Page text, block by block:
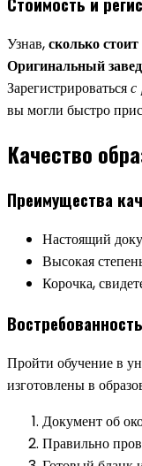
Узнав,сколько стоит
Оригинальный
Зарегистрироватьсяс
вы могли быстро
Качество
Преимущества
Настоящий
Высокая
Корочка,
Пройти обучение в
изготовлены в
Документ об
Правильно